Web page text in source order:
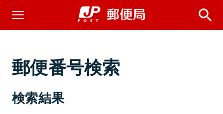
郵便番号検索
検索結果